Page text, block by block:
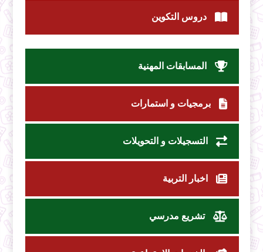
دروس التكوين
المسابقات المهنية
برمجيات و استمارات
التسجيلات و التحويلات
اخبار التربية
تشريع مدرسي